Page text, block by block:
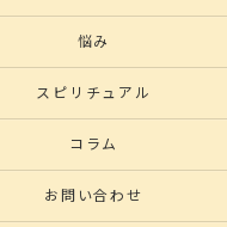
悩み
スピリチュアル
コラム
お問い合わせ